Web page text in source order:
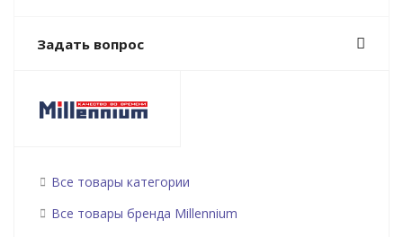
Задать вопрос
Все товары категории
Все товары бренда Millennium